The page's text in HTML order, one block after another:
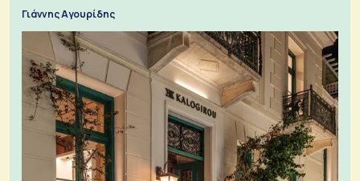
Γιάννης Αγουρίδης